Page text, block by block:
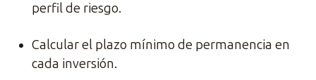
perfil de riesgo.
Calcular el plazo mínimo de permanencia en
cada inversión.